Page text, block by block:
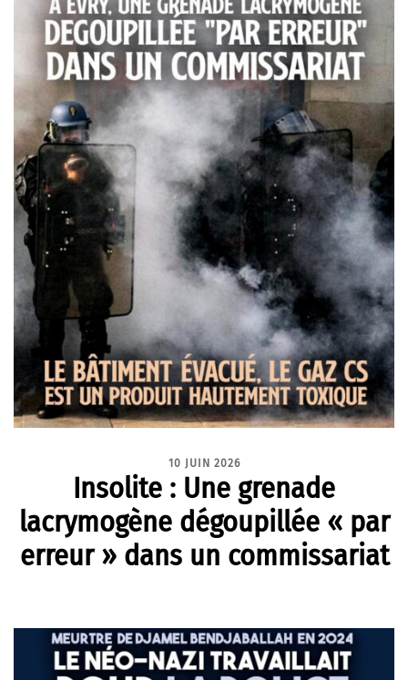
10 JUIN 2026
Insolite : Une grenade
lacrymogène dégoupillée « par
erreur » dans un commissariat